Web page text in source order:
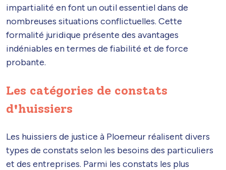
impartialité en font un outil essentiel dans de
nombreuses situations conflictuelles. Cette
formalité juridique présente des avantages
indéniables en termes de fiabilité et de force
probante.
Les catégories de constats
d'huissiers
Les huissiers de justice à Ploemeur réalisent divers
types de constats selon les besoins des particuliers
et des entreprises. Parmi les constats les plus